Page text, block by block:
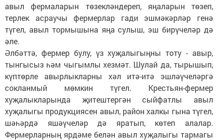
авыл фермаларын төзекләндереп, яңаларын төзеп,
терлек асраучы фермерлар гади эшмәкәрләр генә
түгел, авыл тормышына яңа сулыш, эш бирүчеләр дә
әле.
Әлбәттә, фермер булу, үз хуҗалыгыңны тоту - авыр,
тынгысыз һәм чыгымлы хезмәт. Шулай да, тырышып,
күптөрле авырлыкларны хәл итә-итә эшләүчеләргә
сокланмый мөмкин түгел. Крестьян-фермер
хуҗалыкларында җитештергән сыйфатлы авыл
хуҗалыгы продукциясен авыл, район халкы гына түгел,
шәһәрдә яшәүчеләр дә яратып, көтеп алалар.
Фермерларның ярдәме белән авыл хуҗалыгы тармагы